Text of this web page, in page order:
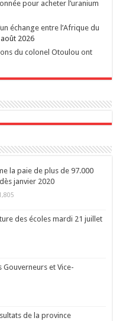
pour acheter l’uranium
échange entre l’Afrique du
août 2026
du colonel Otoulou ont
la paie de plus de 97.000
janvier 2020
des écoles mardi 21 juillet
Gouverneurs et Vice-
de la province